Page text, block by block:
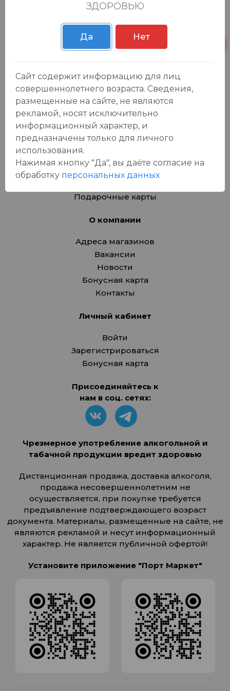
По всем вопросам: 896-00-460-444
может получить только 1 приз на выбор участника.
Каталог
Продукты
Азия
Безалкогольные напитки
Товары для дома, игрушки
Крепкие напитки
Вина
Пиво, сидр
Подарочные карты
О компании
Адреса магазинов
Вакансии
Новости
Бонусная карта
Контакты
Личный кабинет
Войти
Зарегистрироваться
Бонусная карта
Присоединяйтесь к
нам в соц. сетях:
Чрезмерное употребление алкогольной и
табачной продукции вредит здоровью
Дистанционная продажа, доставка алкоголя,
продажа несовершеннолетним не
осуществляется, при покупке требуется
предъявление подтверждающего возраст
документа. Материалы, размещенные на сайте, не
являются рекламой и несут информационный
характер. Не является публичной офертой!
Установите приложение "Порт Маркет"
ЗДОРОВЬЮ
Да Нет
Сайт содержит информацию для лиц
совершеннолетнего возраста. Сведения,
размещенные на сайте, не являются
рекламой, носят исключительно
информационный характер, и
предназначены только для личного
использования.
Нажимая кнопку "Да", вы даёте cогласие на
обработку персональных данных